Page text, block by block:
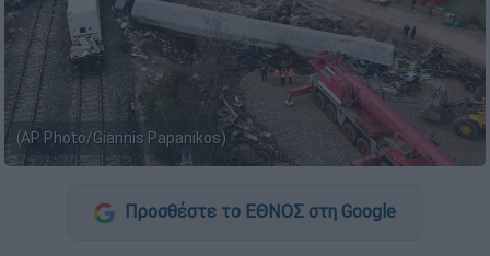
(AP Photo/Giannis Papanikos)
Προσθέστε το ΕΘΝΟΣ στη Google